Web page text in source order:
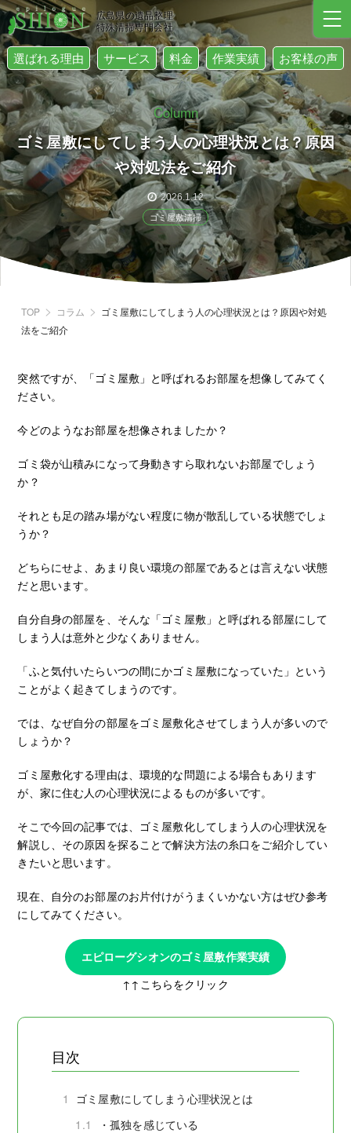
広島県の遺品整理
特殊清掃専門会社
選ばれる理由 サービス 料金 作業実績 お客様の声
Column
ゴミ屋敷にしてしまう人の心理状況とは？原因
や対処法をご紹介
2026.1.12
ゴミ屋敷清掃
TOP コラム
ゴミ屋敷にしてしまう人の心理状況とは？原因や対処
法をご紹介
突然ですが、「ゴミ屋敷」と呼ばれるお部屋を想像してみてく
ださい。
今どのようなお部屋を想像されましたか？
ゴミ袋が山積みになって身動きすら取れないお部屋でしょう
か？
それとも足の踏み場がない程度に物が散乱している状態でしょ
うか？
どちらにせよ、あまり良い環境の部屋であるとは言えない状態
だと思います。
自分自身の部屋を、そんな「ゴミ屋敷」と呼ばれる部屋にして
しまう人は意外と少なくありません。
「ふと気付いたらいつの間にかゴミ屋敷になっていた」という
ことがよく起きてしまうのです。
では、なぜ自分の部屋をゴミ屋敷化させてしまう人が多いので
しょうか？
ゴミ屋敷化する理由は、環境的な問題による場合もあります
が、家に住む人の心理状況によるものが多いです。
そこで今回の記事では、ゴミ屋敷化してしまう人の心理状況を
解説し、その原因を探ることで解決方法の糸口をご紹介してい
きたいと思います。
現在、自分のお部屋のお片付けがうまくいかない方はぜひ参考
にしてみてください。
エピローグシオンのゴミ屋敷作業実績
↑↑こちらをクリック
目次
1
ゴミ屋敷にしてしまう心理状況とは
1.1
・孤独を感じている